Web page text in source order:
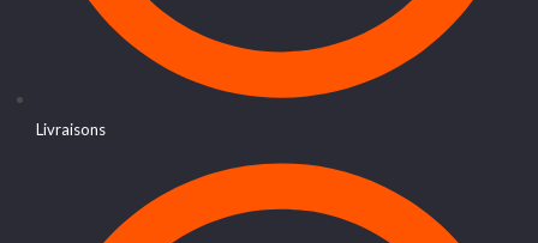
Livraisons